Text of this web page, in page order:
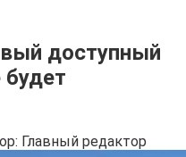
доступный
Главный редактор